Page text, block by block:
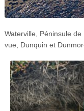
Waterville, Péninsule
vue, Dunquin et